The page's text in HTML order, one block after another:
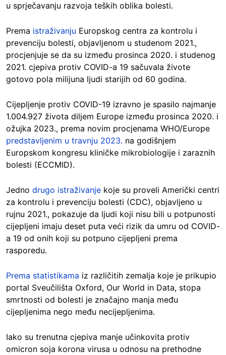
u sprječavanju razvoja teških oblika bolesti.
Prema istraživanju Europskog centra za kontrolu i
prevenciju bolesti, objavljenom u studenom 2021.,
procjenjuje se da su između prosinca 2020. i studenog
2021. cjepiva protiv COVID-a 19 sačuvala živote
gotovo pola milijuna ljudi starijih od 60 godina.
Cijepljenje protiv COVID-19 izravno je spasilo najmanje
1.004.927 života diljem Europe između prosinca 2020. i
ožujka 2023., prema novim procjenama WHO/Europe
predstavljenim u travnju 2023. na godišnjem
Europskom kongresu kliničke mikrobiologije i zaraznih
bolesti (ECCMID).
Jedno drugo istraživanje koje su proveli Američki centri
za kontrolu i prevenciju bolesti (CDC), objavljeno u
rujnu 2021., pokazuje da ljudi koji nisu bili u potpunosti
cijepljeni imaju deset puta veći rizik da umru od COVID-
a 19 od onih koji su potpuno cijepljeni prema
rasporedu.
Prema statistikama iz različitih zemalja koje je prikupio
portal Sveučilišta Oxford, Our World in Data, stopa
smrtnosti od bolesti je značajno manja među
cijepljenima nego među necijepljenima.
Iako su trenutna cjepiva manje učinkovita protiv
omicron soja korona virusa u odnosu na prethodne